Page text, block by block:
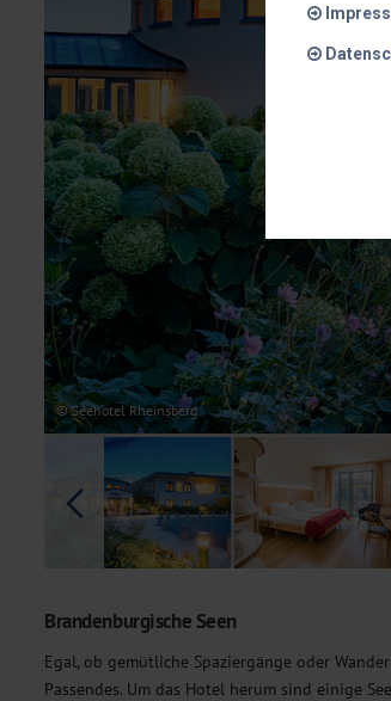
© Seehotel Rheinsberg
Brandenburgische Seen
Egal, ob gemütliche Spaziergänge oder
Passendes. Um das Hotel herum sind einige
Diese
möchten,
Statistik
Um unser
dieser
unsere
Marketing
Diese